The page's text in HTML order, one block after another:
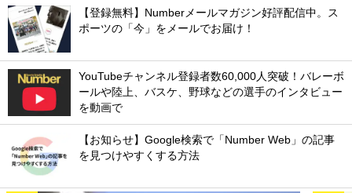
【登録無料】Numberメールマガジン好評配信中。ス
ポーツの「今」をメールでお届け！
YouTubeチャンネル登録者数60,000人突破！バレーボ
ールや陸上、バスケ、野球などの選手のインタビュー
を動画で
【お知らせ】Google検索で「Number Web」の記事
を見つけやすくする方法